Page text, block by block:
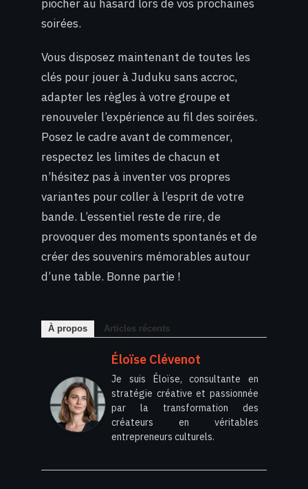
piocher au hasard lors de vos prochaines
soirées.
Vous disposez maintenant de toutes les
clés pour jouer à Juduku sans accroc,
adapter les règles à votre groupe et
renouveler l’expérience au fil des soirées.
Posez le cadre avant de commencer,
respectez les limites de chacun et
n’hésitez pas à inventer vos propres
variantes pour coller à l’esprit de votre
bande. L’essentiel reste de rire, de
provoquer des moments spontanés et de
créer des souvenirs mémorables autour
d’une table. Bonne partie !
À propos Articles récents
Éloïse Clévenot
Je suis Éloïse, consultante en
stratégie créative et passionnée
par la transformation des
créateurs en véritables
entrepreneurs culturels.